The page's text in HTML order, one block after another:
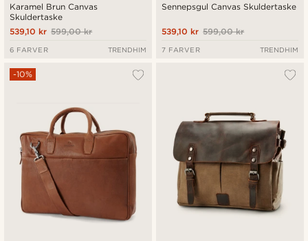
Karamel Brun Canvas
Skuldertaske
599,00 kr
539,10 kr
6 FARVER TRENDHIM
Sennepsgul Canvas Skuldertaske
599,00 kr
539,10 kr
7 FARVER TRENDHIM
-10%